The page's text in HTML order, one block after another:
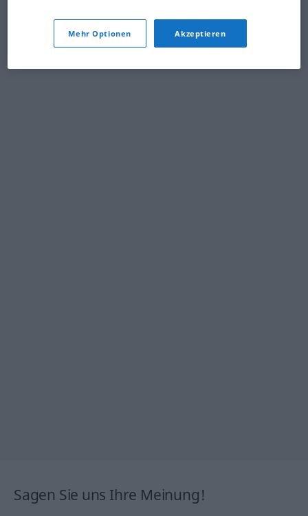
Sagen Sie uns Ihre Meinung!
Mehr Optionen Akzeptieren